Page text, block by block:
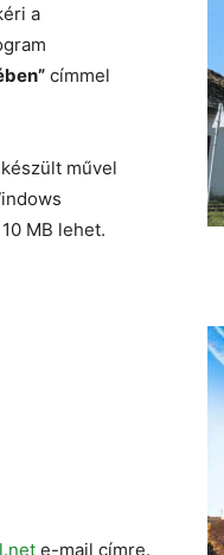
a
címmel
művel
MB lehet.
e-mail címre.